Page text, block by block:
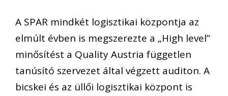
A SPAR mindkét logisztikai központja az
elmúlt évben is megszerezte a „High level”
minősítést a Quality Austria független
tanúsító szervezet által végzett auditon. A
bicskei és az üllői logisztikai központ is